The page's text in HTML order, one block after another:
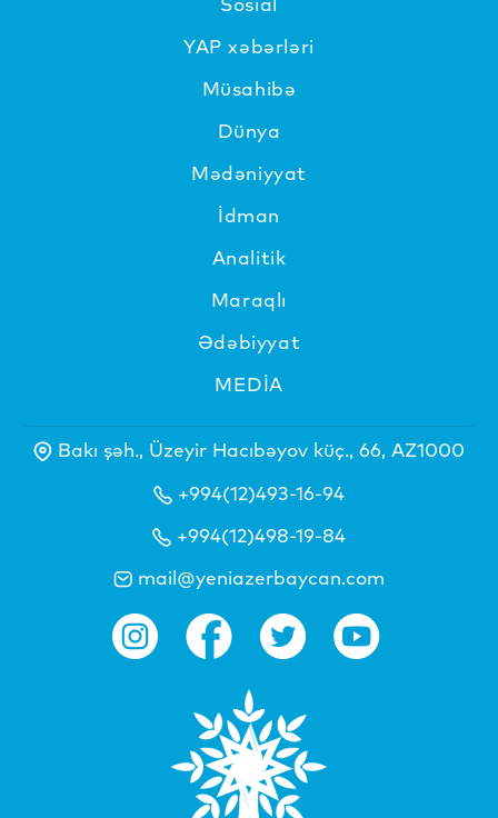
YAP xəbərləri
Müsahibə
Dünya
Mədəniyyat
İdman
Analitik
Maraqlı
Ədəbiyyat
MEDİA
Bakı şəh., Üzeyir Hacıbəyov küç., 66, AZ1000
+994(12)493-16-94
+994(12)498-19-84
mail@yeniazerbaycan.com